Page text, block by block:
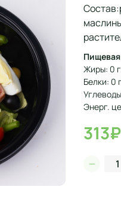
Пищевая
Жиры: 0
Белки: 0
Энерг.
313₽